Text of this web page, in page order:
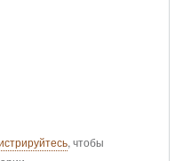
, чтобы